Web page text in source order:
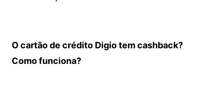
O cartão de crédito Digio tem cashback?
Como funciona?